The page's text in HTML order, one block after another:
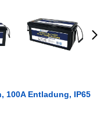
100A Entladung, IP65